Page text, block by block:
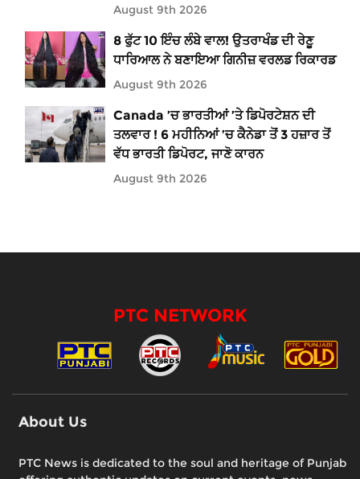
August 9th 2026
8 ਫੁੱਟ 10 ਇੰਚ ਲੰਬੇ ਵਾਲ! ਉਤਰਾਖੰਡ ਦੀ ਰੇਣੂ
ਧਾਰਿਆਲ ਨੇ ਬਣਾਇਆ ਗਿਨੀਜ਼ ਵਰਲਡ ਰਿਕਾਰਡ
August 9th 2026
Canada ’ਚ ਭਾਰਤੀਆਂ ’ਤੇ ਡਿਪੋਰਟੇਸ਼ਨ ਦੀ
ਤਲਵਾਰ ! 6 ਮਹੀਨਿਆਂ ’ਚ ਕੈਨੇਡਾ ਤੋਂ 3 ਹਜ਼ਾਰ ਤੋਂ
ਵੱਧ ਭਾਰਤੀ ਡਿਪੋਰਟ, ਜਾਣੋ ਕਾਰਨ
August 9th 2026
PTC NETWORK
About Us
PTC News is dedicated to the soul and heritage of Punjab